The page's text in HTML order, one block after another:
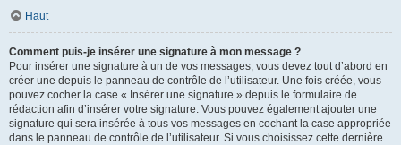
Haut
Comment puis-je insérer une signature à mon message ?
Pour insérer une signature à un de vos messages, vous devez tout d’abord en
créer une depuis le panneau de contrôle de l’utilisateur. Une fois créée, vous
pouvez cocher la case « Insérer une signature » depuis le formulaire de
rédaction afin d’insérer votre signature. Vous pouvez également ajouter une
signature qui sera insérée à tous vos messages en cochant la case appropriée
dans le panneau de contrôle de l’utilisateur. Si vous choisissez cette dernière